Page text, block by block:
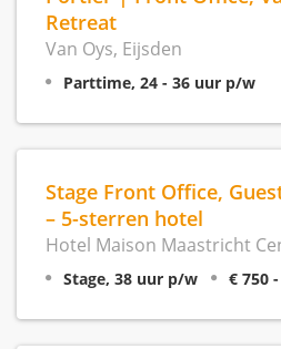
Retreat
Van Oys, Eijsden
Parttime, 24 - 36 uur p/w
Stage Front Office,
– 5-sterren hotel
Hotel Maison Maastricht
Stage, 38 uur p/w € 750